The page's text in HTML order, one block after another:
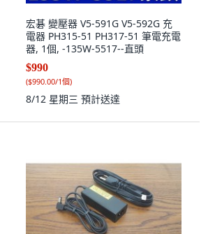
宏碁 變壓器 V5-591G V5-592G 充
電器 PH315-51 PH317-51 筆電充電
器, 1個, -135W-5517--直頭
$990
($990.00/1個)
8/12 星期三 預計送達